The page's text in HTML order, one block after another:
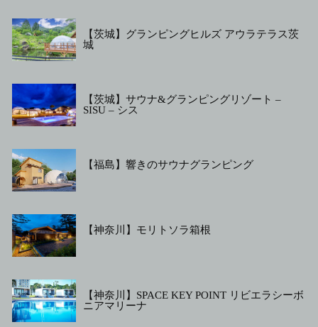
【茨城】グランピングヒルズ アウラテラス茨
城
【茨城】サウナ&グランピングリゾート –
SISU – シス
【福島】響きのサウナグランピング
【神奈川】モリトソラ箱根
【神奈川】SPACE KEY POINT リビエラシーボ
ニアマリーナ